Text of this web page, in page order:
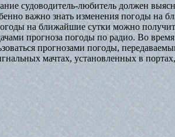
судоводитель-любитель должен
важно знать изменения погоды на
на ближайшие сутки можно
прогноза погоды по радио. Во
прогнозами погоды,
мачтах, установленных в